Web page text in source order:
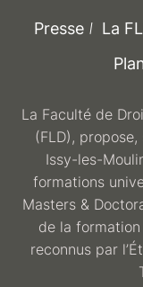
Presse La
La Faculté de
(FLD),
Issy-les-
formations
Masters &
de la
reconnus par